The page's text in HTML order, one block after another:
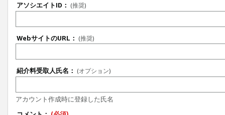
アソシエイトID： (推奨)
WebサイトのURL： (推奨)
紹介料受取人氏名： (オプション)
アカウント作成時に登録した氏名